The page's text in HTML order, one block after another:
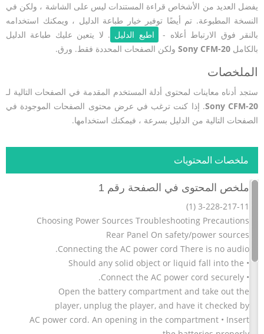
يفضل العديد من الأشخاص قراءة المستندات ليس على الشاشة ، ولكن في
النسخة المطبوعة. تم أيضًا توفير خيار طباعة الدليل ، ويمكنك استخدامه
بالنقر فوق الارتباط أعلاه -
اطبع الدليل . لا يتعين عليك طباعة الدليل
بالكامل Sony CFM-20 ولكن الصفحات المحددة فقط. ورق.
الملخصات
ستجد أدناه معاينات لمحتوى أدلة المستخدم المقدمة في الصفحات التالية لـ
Sony CFM-20. إذا كنت ترغب في عرض محتوى الصفحات الموجودة في
الصفحات التالية من الدليل بسرعة ، فيمكنك استخدامها.
ملخصات المحتويات
ملخص المحتوى في الصفحة رقم 1
3-228-217-11 (1)
Choosing Power Sources Troubleshooting Precautions
Rear Panel On safety/power sources
Connecting the AC power cord There is no audio.
• Should any solid object or liquid fall into the
• Connect the AC power cord securely.
Open the battery compartment and take out the
player, unplug the player, and have it checked by
AC power cord. An opening in the compartment • Insert